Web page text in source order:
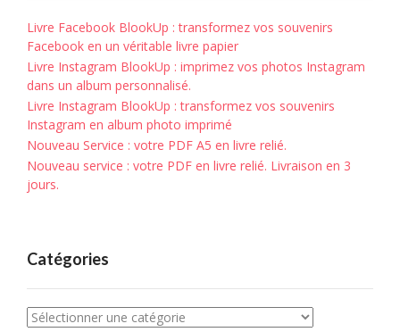
Livre Facebook BlookUp : transformez vos souvenirs
Facebook en un véritable livre papier
Livre Instagram BlookUp : imprimez vos photos Instagram
dans un album personnalisé.
Livre Instagram BlookUp : transformez vos souvenirs
Instagram en album photo imprimé
Nouveau Service : votre PDF A5 en livre relié.
Nouveau service : votre PDF en livre relié. Livraison en 3
jours.
Catégories
Catégories